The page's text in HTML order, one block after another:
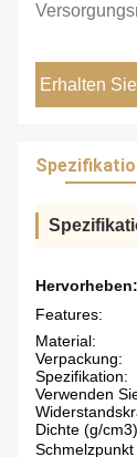
Erhalten
Hervorheben:
Features:
Material:
Verpackung:
Spezifikation:
Verwenden
Dichte (g/